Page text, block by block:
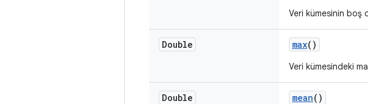
Veri kümesinin boş
Double max()
Veri kümesindeki
Double mean()